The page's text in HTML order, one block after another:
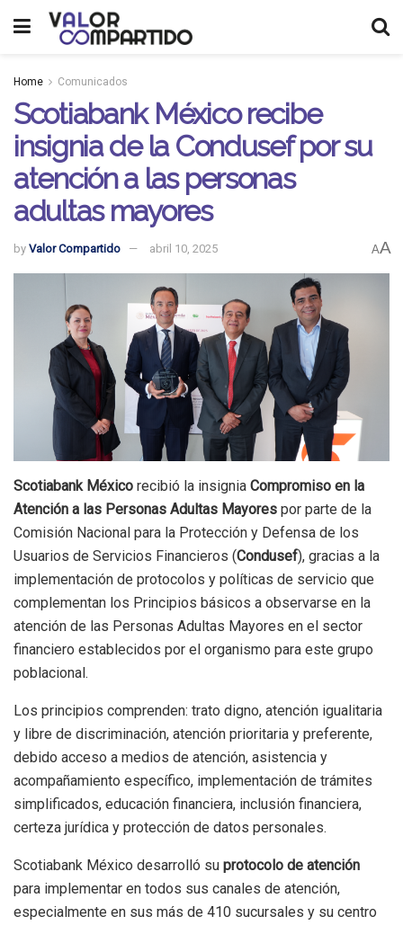
Home Comunicados
Scotiabank México recibe
insignia de la Condusef por su
atención a las personas
adultas mayores
by Valor Compartido abril 10, 2025 AA
Scotiabank México recibió la insignia Compromiso en la
Atención a las Personas Adultas Mayores por parte de la
Comisión Nacional para la Protección y Defensa de los
Usuarios de Servicios Financieros (Condusef), gracias a la
implementación de protocolos y políticas de servicio que
complementan los Principios básicos a observarse en la
atención de las Personas Adultas Mayores en el sector
financiero establecidos por el organismo para este grupo
poblacional.
Los principios comprenden: trato digno, atención igualitaria
y libre de discriminación, atención prioritaria y preferente,
debido acceso a medios de atención, asistencia y
acompañamiento específico, implementación de trámites
simplificados, educación financiera, inclusión financiera,
certeza jurídica y protección de datos personales.
Scotiabank México desarrolló su protocolo de atención
para implementar en todos sus canales de atención,
especialmente en sus más de 410 sucursales y su centro